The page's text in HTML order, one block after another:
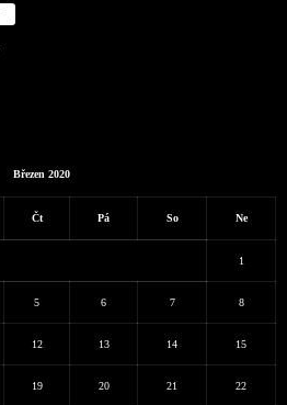
Březen 2020
Čt Pá So Ne
1
5 6 7 8
12 13 14 15
19 20 21 22